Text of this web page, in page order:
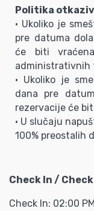
Politika
• Ukoliko je
pre datuma
će biti
administrativnih
• Ukoliko je
dana pre
rezervacije će
• U slučaju
100% preostalih
Check In /
Check In: 02:00 PM